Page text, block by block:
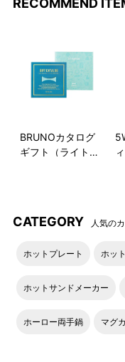
キッチンがワントーン
大人気の「スチーム＆
ンがワントーン明るく
RECOMMEND
BRUNOカタログ
ギフト（ライトブ
CATEGORY 人気の
ホットプレート ホッ
ホットサンドメーカー
ホーロー両手鍋 マグ